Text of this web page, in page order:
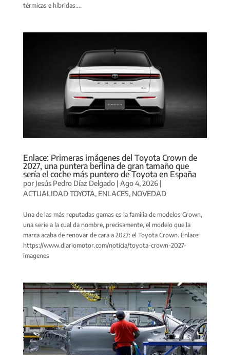
térmicas e híbridas....
Enlace: Primeras imágenes del Toyota Crown de
2027, una puntera berlina de gran tamaño que
sería el coche más puntero de Toyota en España
por Jesús Pedro Díaz Delgado| Ago 4, 2026|
ACTUALIDAD TOYOTA, ENLACES, NOVEDAD
Una de las más reputadas gamas es la familia de modelos Crown,
una serie a la cual da nombre, precisamente, el modelo que la
marca acaba de renovar de cara a 2027: el Toyota Crown. Enlace:
https://www.diariomotor.com/noticia/toyota-crown-2027-
imagenes